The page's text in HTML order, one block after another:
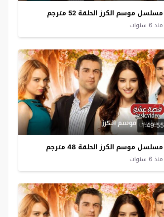
مسلسل موسم الكرز الحلقة 52 مترجم
منذ 6 سنوات
1:49:55
مسلسل موسم الكرز الحلقة 48 مترجم
منذ 6 سنوات